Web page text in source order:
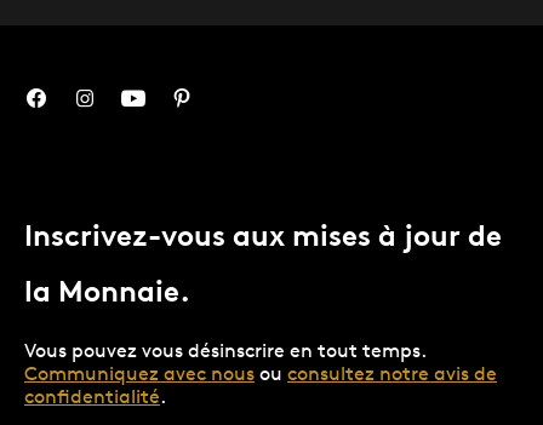
Inscrivez-vous aux mises à jour de
la Monnaie.
Vous pouvez vous désinscrire en tout temps.
Communiquez avec nous ou consultez notre avis de
confidentialité.